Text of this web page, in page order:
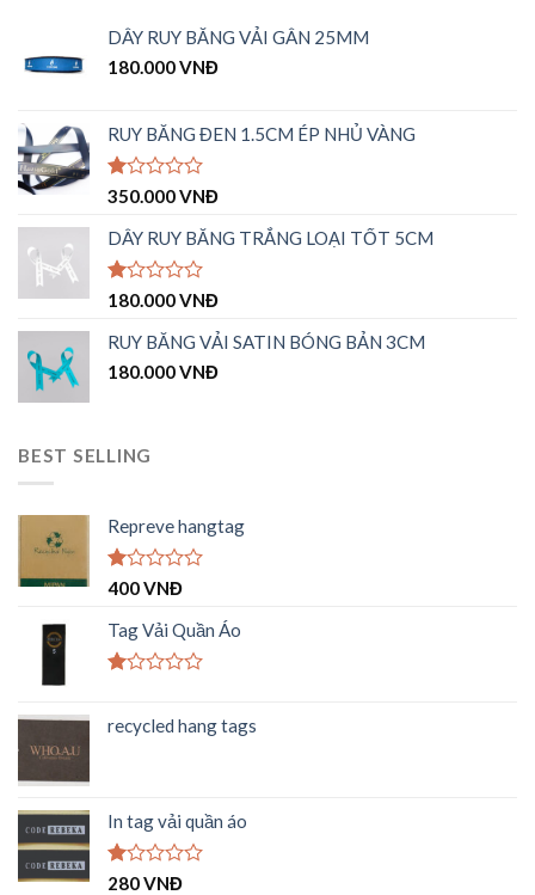
DÂY RUY BĂNG VẢI GÂN 25MM
180.000VNĐ
RUY BĂNG ĐEN 1.5CM ÉP NHỦ VÀNG
Được
hạng
1.00
5
350.000VNĐ
DÂY RUY BĂNG TRẮNG LOẠI TỐT 5CM
Được
hạng
1.00
5
180.000VNĐ
RUY BĂNG VẢI SATIN BÓNG BẢN 3CM
180.000VNĐ
BEST SELLING
Repreve hangtag
Được
hạng
1.00
5
400VNĐ
Tag Vải Quần Áo
hạng
recycled hang tags
In tag vải quần áo
Được
280VNĐ